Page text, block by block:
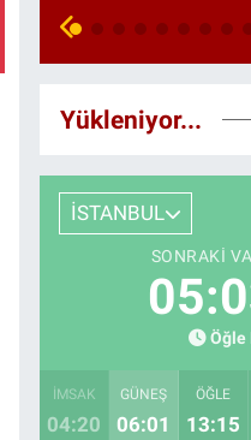
Yükleniyor...
İSTANBUL
SONRAKI
Öğle
İMSAK
04:20
GÜNEŞ
06:01
ÖĞLE
13:15